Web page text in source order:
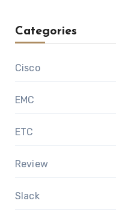
Categories
Cisco
EMC
ETC
Review
Slack